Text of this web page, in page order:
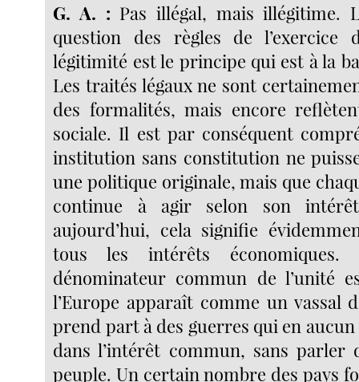
G. A. : Pas illégal, mais illégitime.
question des règles de
légitimité est le principe qui est à la
Les traités légaux ne sont
des formalités, mais encore
sociale. Il est par conséquent
institution sans constitution ne
une politique originale, mais que
continue à agir selon son
aujourd’hui, cela signifie
tous les intérêts
dénominateur commun de l’unité
l’Europe apparaît comme un vassal
prend part à des guerres qui en
dans l’intérêt commun, sans parler
peuple. Un certain nombre des pays